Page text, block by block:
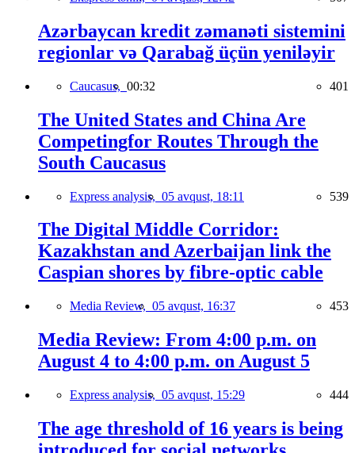
Azərbaycan kredit zəmanəti sistemini
regionlar və Qarabağ üçün yeniləyir
Caucasus, 00:32 401
The United States and China Are
Competingfor Routes Through the
South Caucasus
Express analysis, 05 avqust, 18:11 539
The Digital Middle Corridor:
Kazakhstan and Azerbaijan link the
Caspian shores by fibre-optic cable
Media Review, 05 avqust, 16:37 453
Media Review: From 4:00 p.m. on
August 4 to 4:00 p.m. on August 5
Express analysis, 05 avqust, 15:29 444
The age threshold of 16 years is being